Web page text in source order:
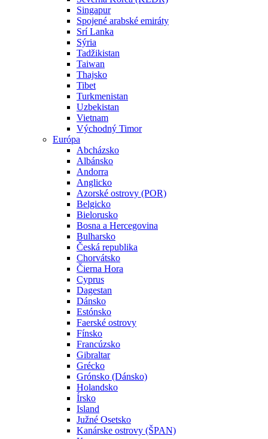
Singapur
Spojené arabské emiráty
Srí Lanka
Sýria
Tadžikistan
Taiwan
Thajsko
Tibet
Turkmenistan
Uzbekistan
Vietnam
Východný Timor
Európa
Abcházsko
Albánsko
Andorra
Anglicko
Azorské ostrovy (POR)
Belgicko
Bielorusko
Bosna a Hercegovina
Bulharsko
Česká republika
Chorvátsko
Čierna Hora
Cyprus
Dagestan
Dánsko
Estónsko
Faerské ostrovy
Fínsko
Francúzsko
Gibraltar
Grécko
Grónsko (Dánsko)
Holandsko
Írsko
Island
Južné Osetsko
Kanárske ostrovy (ŠPAN)